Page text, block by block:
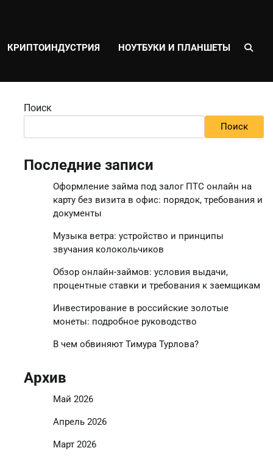
КРИПТОИНДУСТРИЯ НОУТБУКИ И ПЛАНШЕТЫ
Поиск
Поиск
Последние записи
Оформление займа под залог ПТС онлайн на
карту без визита в офис: порядок, требования и
документы
Музыка ветра: устройство и принципы
звучания колокольчиков
Обзор онлайн-займов: условия выдачи,
процентные ставки и требования к заемщикам
Инвестирование в российские золотые
монеты: подробное руководство
В чем обвиняют Тимура Турлова?
Архив
Май 2026
Апрель 2026
Март 2026